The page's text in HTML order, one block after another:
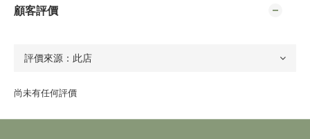
顧客評價
尚未有任何評價